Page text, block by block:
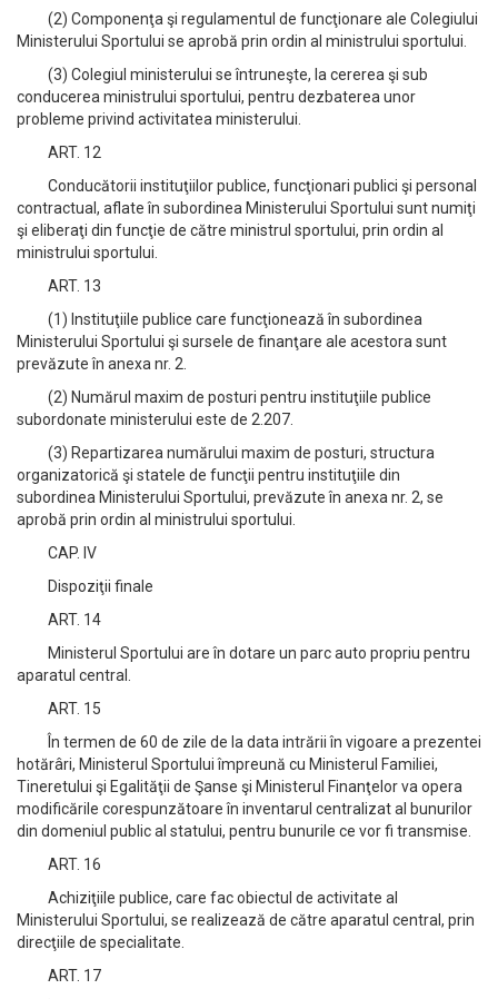
(2) Componenţa şi regulamentul de funcţionare ale Colegiului
Ministerului Sportului se aprobă prin ordin al ministrului sportului.
(3) Colegiul ministerului se întruneşte, la cererea şi sub
conducerea ministrului sportului, pentru dezbaterea unor
probleme privind activitatea ministerului.
ART. 12
Conducătorii instituţiilor publice, funcţionari publici şi personal
contractual, aflate în subordinea Ministerului Sportului sunt numiţi
şi eliberaţi din funcţie de către ministrul sportului, prin ordin al
ministrului sportului.
ART. 13
(1) Instituţiile publice care funcţionează în subordinea
Ministerului Sportului şi sursele de finanţare ale acestora sunt
prevăzute în anexa nr. 2.
(2) Numărul maxim de posturi pentru instituţiile publice
subordonate ministerului este de 2.207.
(3) Repartizarea numărului maxim de posturi, structura
organizatorică şi statele de funcţii pentru instituţiile din
subordinea Ministerului Sportului, prevăzute în anexa nr. 2, se
aprobă prin ordin al ministrului sportului.
CAP. IV
Dispoziţii finale
ART. 14
Ministerul Sportului are în dotare un parc auto propriu pentru
aparatul central.
ART. 15
În termen de 60 de zile de la data intrării în vigoare a prezentei
hotărâri, Ministerul Sportului împreună cu Ministerul Familiei,
Tineretului şi Egalităţii de Şanse şi Ministerul Finanţelor va opera
modificările corespunzătoare în inventarul centralizat al bunurilor
din domeniul public al statului, pentru bunurile ce vor fi transmise.
ART. 16
Achiziţiile publice, care fac obiectul de activitate al
Ministerului Sportului, se realizează de către aparatul central, prin
direcţiile de specialitate.
ART. 17